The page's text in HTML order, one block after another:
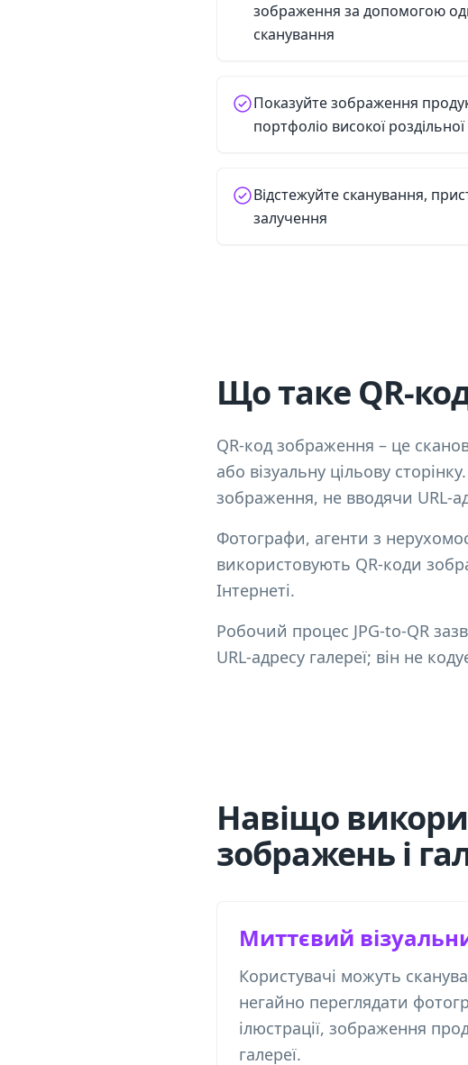
зображення за допомогою
сканування
Показуйте зображення
портфоліо високої роздільної
Відстежуйте сканування,
залучення
Що таке QR-
QR-код зображення – це
або візуальну цільову
зображення, не вводячи URL-
Фотографи, агенти з
використовують QR-коди
Інтернеті.
Робочий процес JPG-to-QR
URL-адресу галереї; він не
Навіщо
зображень і
Миттєвий
Користувачі можуть
негайно переглядати
ілюстрації, зображення
галереї.